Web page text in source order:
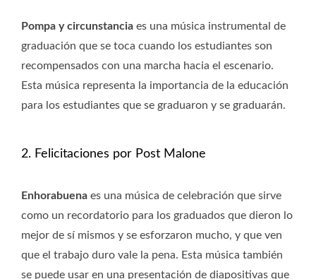
Pompa y circunstancia es una música instrumental de
graduación que se toca cuando los estudiantes son
recompensados ​​con una marcha hacia el escenario.
Esta música representa la importancia de la educación
para los estudiantes que se graduaron y se graduarán.
2. Felicitaciones por Post Malone
Enhorabuena es una música de celebración que sirve
como un recordatorio para los graduados que dieron lo
mejor de sí mismos y se esforzaron mucho, y que ven
que el trabajo duro vale la pena. Esta música también
se puede usar en una presentación de diapositivas que